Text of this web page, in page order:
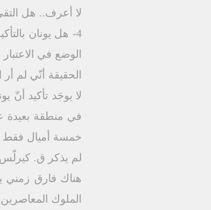
لا أعرف.. هل
4- هل يونان
الوضع في
الحقيقة أنّي لم
لا يوجَد تأكيد أنّ
خمسة أميال فقط
لم يذكر ق.
هناك فارق زمني
الملوك